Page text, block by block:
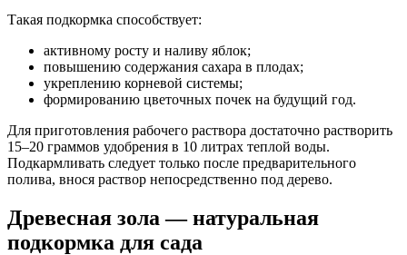
Такая подкормка способствует:
активному росту и наливу яблок;
повышению содержания сахара в плодах;
укреплению корневой системы;
формированию цветочных почек на будущий год.
Для приготовления рабочего раствора достаточно растворить
15–20 граммов удобрения в 10 литрах теплой воды.
Подкармливать следует только после предварительного
полива, внося раствор непосредственно под дерево.
Древесная зола — натуральная
подкормка для сада